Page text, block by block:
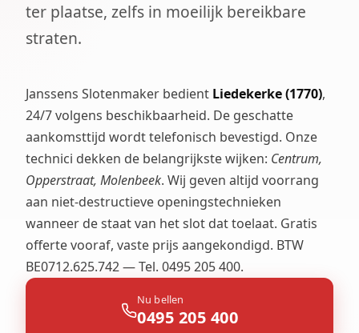
ter plaatse, zelfs in moeilijk bereikbare
straten.
Janssens Slotenmaker bedient Liedekerke (1770),
24/7 volgens beschikbaarheid. De geschatte
aankomsttijd wordt telefonisch bevestigd. Onze
technici dekken de belangrijkste wijken: Centrum,
Opperstraat, Molenbeek. Wij geven altijd voorrang
aan niet-destructieve openingstechnieken
wanneer de staat van het slot dat toelaat. Gratis
offerte vooraf, vaste prijs aangekondigd. BTW
BE0712.625.742 — Tel. 0495 205 400.
Nu bellen
0495 205 400